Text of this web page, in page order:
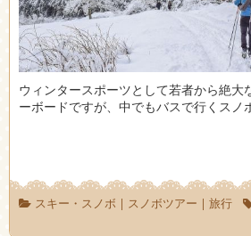
ウィンタースポーツとして若者から絶大
ーボードですが、中でもバスで行くスノ
スキー・スノボ | スノボツアー | 旅行